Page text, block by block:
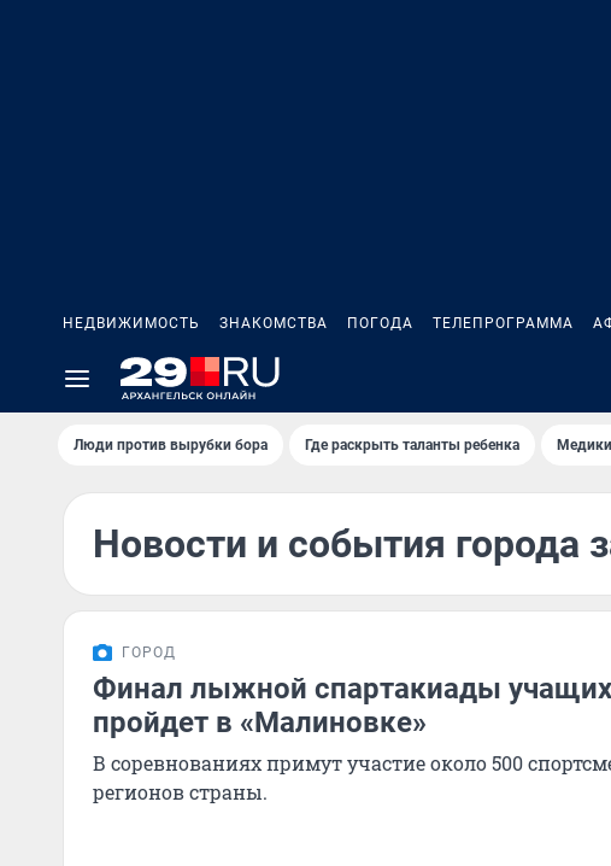
НЕДВИЖИМОСТЬ ЗНАКОМСТВА ПОГОДА ТЕЛЕПРОГРАММА
Люди против вырубки бора Где раскрыть таланты ребенка
Новости и события города
ГОРОД
Финал лыжной спартакиады
пройдет в «Малиновке»
В соревнованиях примут участие около 500
регионов страны.